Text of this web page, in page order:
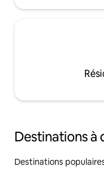
Destinations à
Destinations